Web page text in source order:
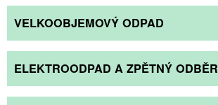
VELKOOBJEMOVÝ ODPAD
ELEKTROODPAD A ZPĚTNÝ ODBĚR